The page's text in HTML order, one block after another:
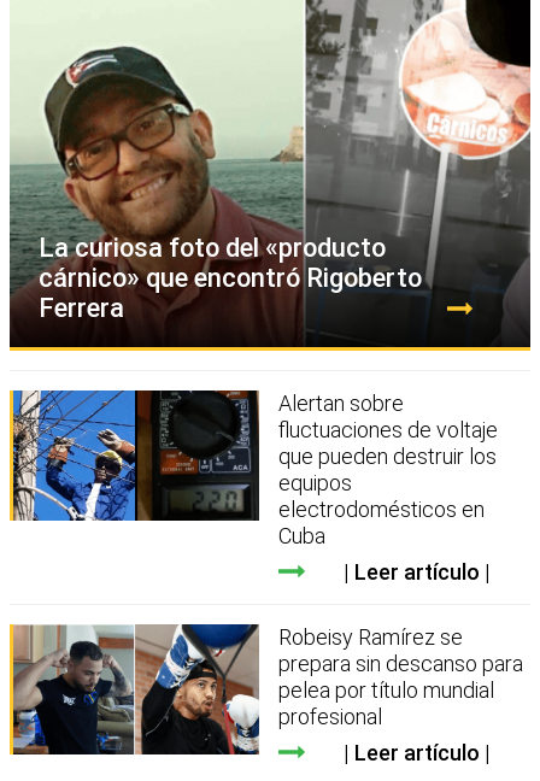
La curiosa foto del «producto
cárnico» que encontró Rigoberto
Ferrera
Alertan sobre
fluctuaciones de voltaje
que pueden destruir los
equipos
electrodomésticos en
Cuba
Leer artículo
Robeisy Ramírez se
prepara sin descanso para
pelea por título mundial
profesional
Leer artículo